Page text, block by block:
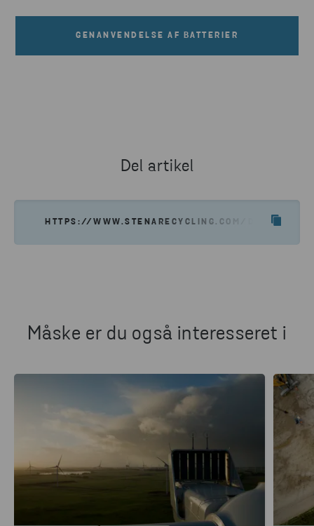
GENANVENDELSE AF BATTERIER
Del artikel
HTTPS://WWW.STENARECYCLING.COM/DA/
Måske er du også interesseret i